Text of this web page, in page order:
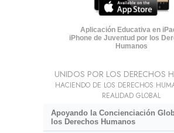
Aplicación Educativa en
iPhone de Juventud por los
Humanos
UNIDOS POR LOS DERECHOS
HACIENDO DE LOS DERECHOS
REALIDAD GLOBAL
Apoyando la Concienciación
los Derechos Humanos